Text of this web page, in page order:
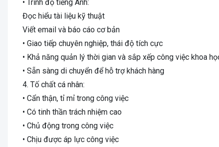
• Trình độ tiếng Anh:
Đọc hiểu tài liệu kỹ thuật
Viết email và báo cáo cơ bản
• Giao tiếp chuyên nghiệp, thái độ tích cực
• Khả năng quản lý thời gian và sắp xếp công việc khoa
• Sẵn sàng di chuyển để hỗ trợ khách hàng
4. Tố chất cá nhân:
• Cẩn thận, tỉ mỉ trong công việc
• Có tinh thần trách nhiệm cao
• Chủ động trong công việc
• Chịu được áp lực công việc